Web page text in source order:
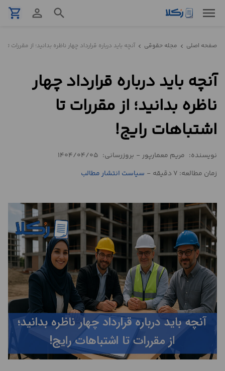
menu
search
person_outline
shopping_cart
نمونه
تنظیم
قرارداد
مشاوره
حقوقی
استعلام
محاسبه
آنلاین
درباره
ما
تماس
با
ما
صفحه اصلی chevron_left مجله حقوقی chevron_left آنچه باید درباره قرارداد چهار ناظره بدانید؛ از مقررات
آنچه باید درباره قرارداد چهار
ناظره بدانید؛ از مقررات تا
اشتباهات رایج!
نویسنده: مریم معمارپور - بروزرسانی: 1404/04/05
زمان مطالعه: 7 دقیقه
- سیاست انتشار مطالب